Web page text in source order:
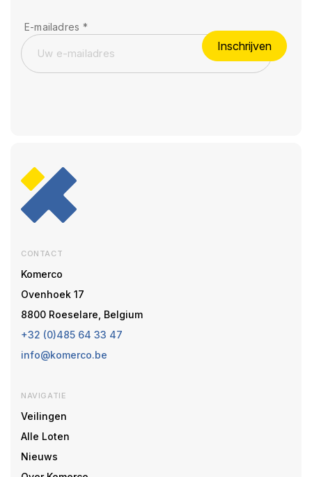
E-mailadres *
Inschrijven
CONTACT
Komerco
Ovenhoek 17
8800 Roeselare, Belgium
+32 (0)485 64 33 47
info@komerco.be
NAVIGATIE
Veilingen
Alle Loten
Nieuws